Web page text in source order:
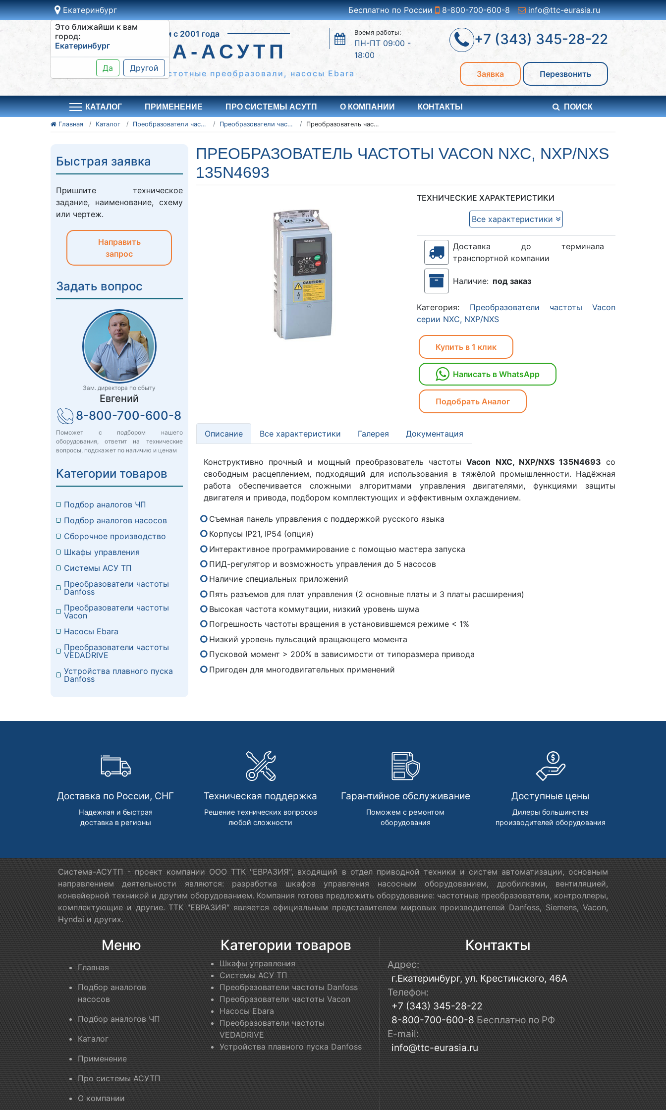
Екатеринбург
Это ближайши к вам
город:
Екатеринбург
Да Другой
Бесплатно по России 8-800-700-600-8 info@ttc-eurasia.ru
Работаем с 2001 года
СИСТЕМА-АСУТП
Время работы:
ПН-ПТ 09:00 -
18:00
Шкафы управления, частотные преобразовали, насосы Ebara
+7 (343) 345-28-22
Заявка Перезвонить
КАТАЛОГ ПРИМЕНЕНИЕ ПРО СИСТЕМЫ АСУТП О КОМПАНИИ КОНТАКТЫ ПОИСК
Главная Каталог Преобразователи частоты Vacon Преобразователи частоты Vacon серии NXC, NXP/NXS Преобразователь частоты Vacon NXC, NXP/NXS 135N4693
ПРЕОБРАЗОВАТЕЛЬ ЧАСТОТЫ VACON NXC, NXP/NXS
135N4693
ТЕХНИЧЕСКИЕ ХАРАКТЕРИСТИКИ
Все характеристики
Доставка до терминала
транспортной компании
Наличие: под заказ
Категория: Преобразователи частоты Vacon
серии NXC, NXP/NXS
Купить в 1 клик
Написать в WhatsApp
Подобрать Аналог
Описание Все характеристики Галерея Документация
Конструктивно прочный и мощный преобразователь частотыVacon NXC, NXP/NXS 135N4693 со
свободным расцеплением, подходящий для использования в тяжёлой промышленности. Надёжная
работа обеспечивается сложными алгоритмами управления двигателями, функциями защиты
двигателя и привода, подбором комплектующих и эффективным охлаждением.
Съемная панель управления с поддержкой русского языка
Корпусы IP21, IP54 (опция)
Интерактивное программирование с помощью мастера запуска
ПИД-регулятор и возможность управления до 5 насосов
Наличие специальных приложений
Пять разъемов для плат управления (2 основные платы и 3 платы расширения)
Высокая частота коммутации, низкий уровень шума
Погрешность частоты вращения в установившемся режиме < 1%
Низкий уровень пульсаций вращающего момента
Пусковой момент > 200% в зависимости от типоразмера привода
Пригоден для многодвигательных применений
Быстрая заявка
Пришлите техническое
задание, наименование, схему
или чертеж.
Направить
запрос
Задать вопрос
Зам. директора по сбыту
Евгений
8-800-700-600-8
Поможет с подбором нашего
оборудования, ответит на технические
вопросы, подскажет по наличию и ценам
Категории товаров
Подбор аналогов ЧП
Подбор аналогов насосов
Сборочное производство
Шкафы управления
Системы АСУ ТП
Преобразователи частоты
Danfoss
Преобразователи частоты
Vacon
Насосы Ebara
Преобразователи частоты
VEDADRIVE
Устройства плавного пуска
Danfoss
Доставка по России, СНГ
Надежная и быстрая
доставка в регионы
Техническая поддержка
Решение технических вопросов
любой сложности
Гарантийное обслуживание
Поможем с ремонтом
оборудования
Доступные цены
Дилеры большинства
производителей оборудования
Система-АСУТП - проект компании ООО ТТК "ЕВРАЗИЯ", входящий в отдел приводной техники и систем автоматизации, основным
направлением деятельности являются: разработка шкафов управления насосным оборудованием, дробилками, вентиляцией,
конвейерной техникой и другим оборудованием. Компания готова предложить оборудование: частотные преобразователи, контроллеры,
комплектующие и другие. ТТК "ЕВРАЗИЯ" является официальным представителем мировых производителей Danfoss, Siemens, Vacon,
Hyndai и других.
Меню
Главная
Подбор аналогов
насосов
Подбор аналогов ЧП
Каталог
Применение
Про системы АСУТП
О компании
Категории товаров
Шкафы управления
Системы АСУ ТП
Преобразователи частоты Danfoss
Преобразователи частоты Vacon
Насосы Ebara
Преобразователи частоты
VEDADRIVE
Устройства плавного пуска Danfoss
Контакты
Адрес:
г.Екатеринбург, ул. Крестинского, 46А
Телефон:
+7 (343) 345-28-22
8-800-700-600-8 Бесплатно по РФ
E-mail:
info@ttc-eurasia.ru